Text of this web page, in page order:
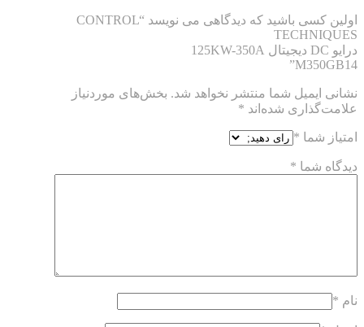
اولین کسی باشید که دیدگاهی می نویسد “CONTROL
TECHNIQUES
درایو DC دیجیتال 125KW-350A
M350GB14”
نشانی ایمیل شما منتشر نخواهد شد. بخش‌های موردنیاز
علامت‌گذاری شده‌اند *
امتیاز شما *
دیدگاه شما *
نام *